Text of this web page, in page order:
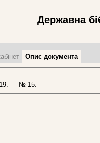
Державна
Опис документа
— № 15.